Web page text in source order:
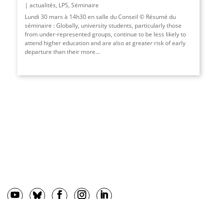
actualités, LPS, Séminaire
Lundi 30 mars à 14h30 en salle du Conseil © Résumé du
séminaire : Globally, university students, particularly those
from under-represented groups, continue to be less likely to
attend higher education and are also at greater risk of early
departure than their more...